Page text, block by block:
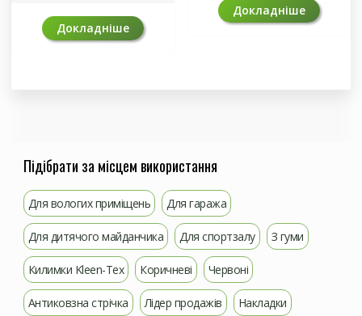
Докладніше
Докладніше
Підібрати за місцем використання
Для вологих приміщень Для гаража
Для дитячого майданчика Для спортзалу З гуми
Килимки Kleen-Tex Коричневі Червоні
Антиковзна стрічка Лідер продажів Накладки